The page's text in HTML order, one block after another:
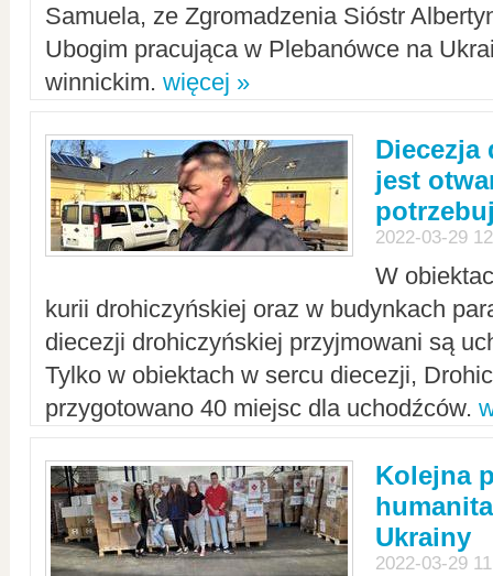
Samuela, ze Zgromadzenia Sióstr
Ubogim pracująca w Plebanówce na
winnickim. więcej »
Diecezja
jest
2022-03-29
W
kurii drohiczyńskiej oraz w budynkach
diecezji drohiczyńskiej przyjmowani są
Tylko w obiektach w sercu diecezji,
przygotowano 40 miejsc dla uchodźców.
Kolejna
Ukrainy
2022-03-29